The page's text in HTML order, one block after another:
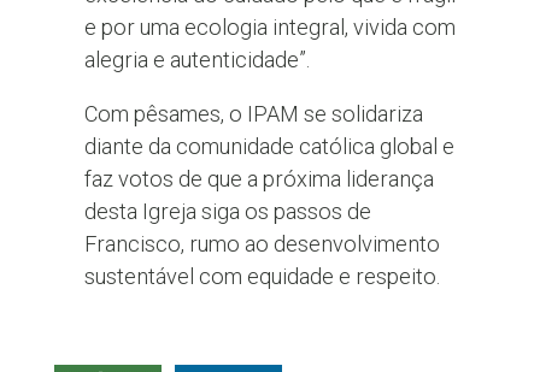
e por uma ecologia integral, vivida com
alegria e autenticidade”.
Com pêsames, o IPAM se solidariza
diante da comunidade católica global e
faz votos de que a próxima liderança
desta Igreja siga os passos de
Francisco, rumo ao desenvolvimento
sustentável com equidade e respeito.